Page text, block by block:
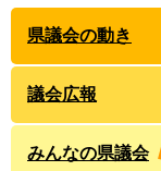
県議会の動き
議会広報
みんなの県議会